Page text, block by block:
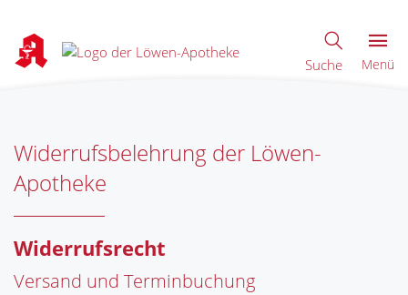
Suche Menü
Widerrufsbelehrung der Löwen-
Apotheke
Widerrufsrecht
Versand und Terminbuchung